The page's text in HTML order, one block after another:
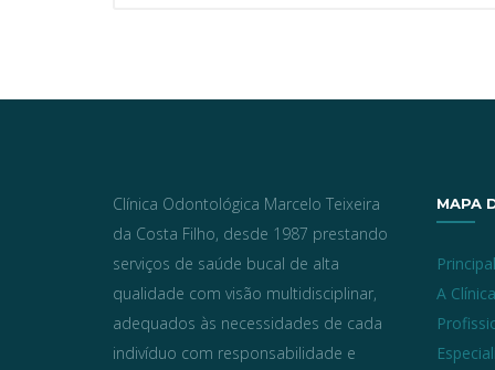
Clínica Odontológica Marcelo Teixeira
da Costa Filho, desde 1987 prestando
serviços de saúde bucal de alta
qualidade com visão multidisciplinar,
adequados às necessidades de cada
indivíduo com responsabilidade e
MAPA
Principal
A Clínica